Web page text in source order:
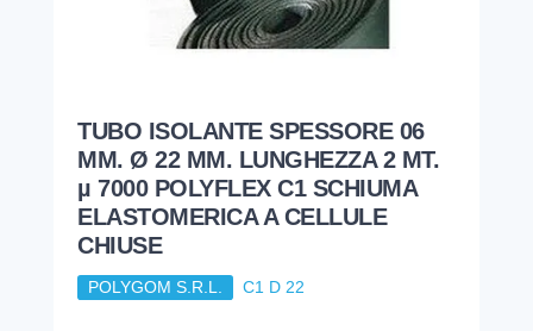
TUBO ISOLANTE SPESSORE 06
MM. Ø 22 MM. LUNGHEZZA 2 MT.
µ 7000 POLYFLEX C1 SCHIUMA
ELASTOMERICA A CELLULE
CHIUSE
POLYGOM S.R.L. C1 D 22